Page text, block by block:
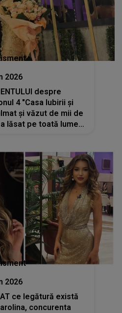
2026
despre
4 "Casa Iubirii și
și văzut de mii de
a lăsat pe toată lumea
2026
ce legătură există
concurenta